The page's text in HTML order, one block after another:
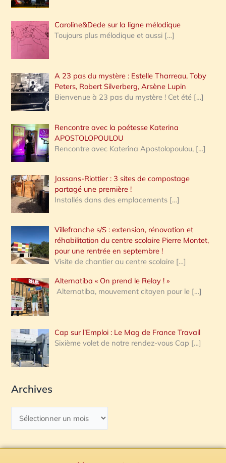
Caroline&Dede sur la ligne mélodique
Toujours plus mélodique et aussi […]
A 23 pas du mystère : Estelle Tharreau, Toby
Peters, Robert Silverberg, Arsène Lupin
Bienvenue à 23 pas du mystère ! Cet été […]
Rencontre avec la poétesse Katerina
APOSTOLOPOULOU
Rencontre avec Katerina Apostolopoulou, […]
Jassans-Riottier : 3 sites de compostage
partagé une première !
Installés dans des emplacements […]
Villefranche s/S : extension, rénovation et
réhabilitation du centre scolaire Pierre Montet,
pour une rentrée en septembre !
Visite de chantier au centre scolaire […]
Alternatiba « On prend le Relay ! »
Alternatiba, mouvement citoyen pour le […]
Cap sur l’Emploi : Le Mag de France Travail
Sixième volet de notre rendez-vous Cap […]
Archives